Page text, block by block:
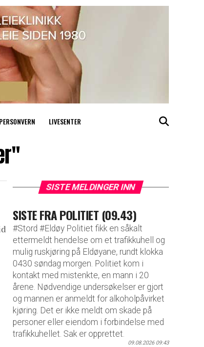
PERSONVERN LIVESENTER
SISTE MELDINGER INN
SISTE FRA POLITIET (09.43)
#Stord #Eldøy Politiet fikk en såkalt
ettermeldt hendelse om et trafikkuhell og
mulig ruskjøring på Eldøyane, rundt klokka
0430 søndag morgen. Politiet kom i
kontakt med mistenkte, en mann i 20
årene. Nødvendige undersøkelser er gjort
og mannen er anmeldt for alkoholpåvirket
kjøring. Det er ikke meldt om skade på
personer eller eiendom i forbindelse med
trafikkuhellet. Sak er opprettet.
09.08.2026 09:43